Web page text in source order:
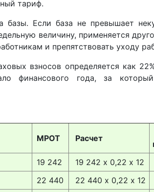
тариф.
базы. Если база не превышает
величину, применяется
и препятствовать уходу
взносов определяется как
финансового года, за
МРОТ Расчет
19 242 19 242 х 0,22 х 12
22 440 22 440 х 0,22 х 12